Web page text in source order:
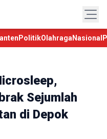
PolitikOlahraga Nasional
Sejumlah
di Depok